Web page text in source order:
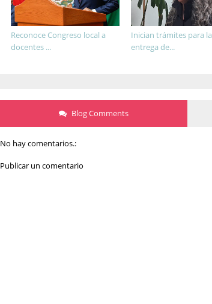
Inician trámites para la
entrega de...
Reconoce Congreso local a
docentes ...
Blog Comments
No hay comentarios.:
Publicar un comentario